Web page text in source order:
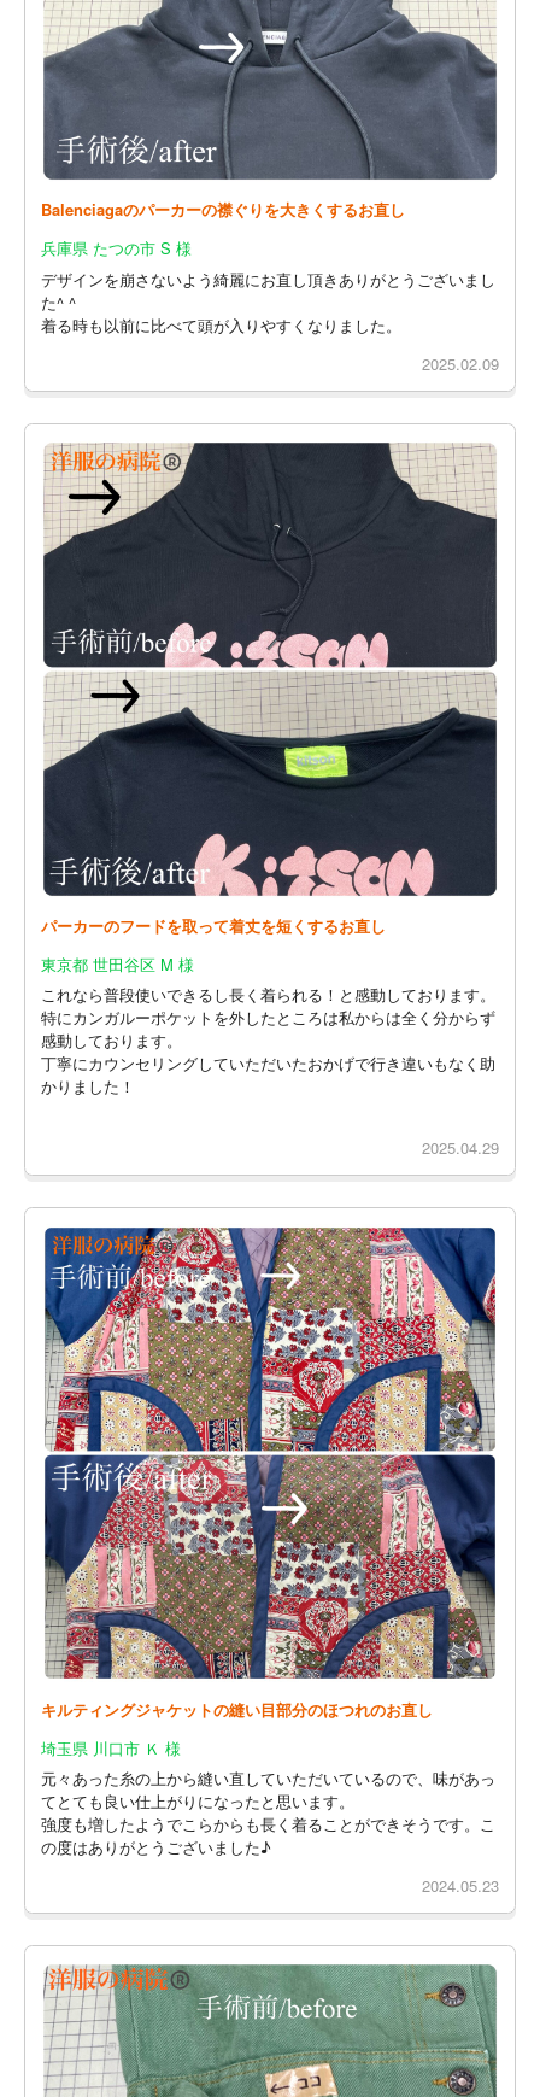
Balenciagaのパーカーの襟ぐりを大きくするお直し
兵庫県 たつの市 S 様
デザインを崩さないよう綺麗にお直し頂きありがとうございまし
た^ ^
着る時も以前に比べて頭が入りやすくなりました。
2025.02.09
パーカーのフードを取って着丈を短くするお直し
東京都 世田谷区 M 様
これなら普段使いできるし長く着られる！と感動しております。
特にカンガルーポケットを外したところは私からは全く分からず
感動しております。
丁寧にカウンセリングしていただいたおかげで行き違いもなく助
かりました！
2025.04.29
キルティングジャケットの縫い目部分のほつれのお直し
埼玉県 川口市 Ｋ 様
元々あった糸の上から縫い直していただいているので、味があっ
てとても良い仕上がりになったと思います。
強度も増したようでこらからも長く着ることができそうです。こ
の度はありがとうございました♪
2024.05.23